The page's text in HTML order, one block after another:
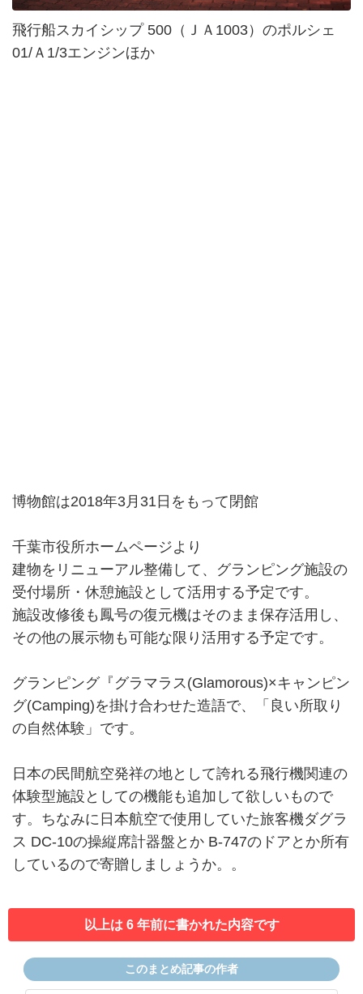
飛行船スカイシップ 500（ＪＡ1003）のポルシェ
01/Ａ1/3エンジンほか
博物館は2018年3月31日をもって閉館
千葉市役所ホームページより
建物をリニューアル整備して、グランピング施設の
受付場所・休憩施設として活用する予定です。
施設改修後も鳳号の復元機はそのまま保存活用し、
その他の展示物も可能な限り活用する予定です。
グランピング『グラマラス(Glamorous)×キャンピン
グ(Camping)を掛け合わせた造語で、「良い所取り
の自然体験」です。
日本の民間航空発祥の地として誇れる飛行機関連の
体験型施設としての機能も追加して欲しいもので
す。ちなみに日本航空で使用していた旅客機ダグラ
ス DC-10の操縦席計器盤とか B-747のドアとか所有
しているので寄贈しましょうか。。
以上は 6 年前に書かれた内容です
このまとめ記事の作者